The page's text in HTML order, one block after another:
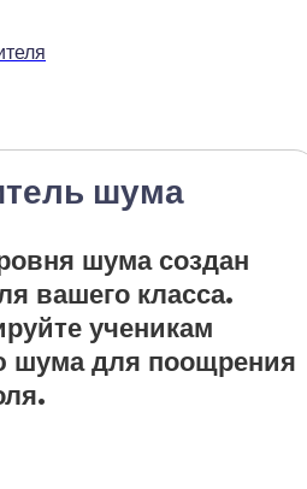
шума
шума создан
вашего класса.
ученикам
шума для поощрения